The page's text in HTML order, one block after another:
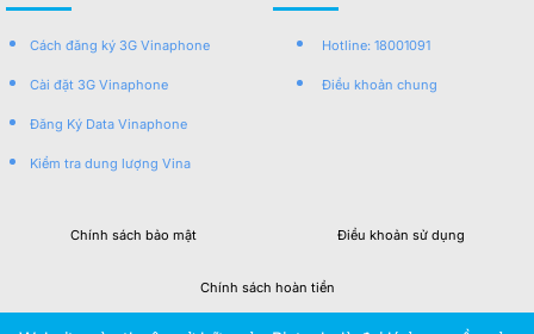
Cách đăng ký 3G Vinaphone
Cài đặt 3G Vinaphone
Đăng Ký Data Vinaphone
Kiểm tra dung lượng Vina
Hotline: 18001091
Điều khoản chung
Chính sách bảo mật Điều khoản sử dụng
Chính sách hoàn tiền